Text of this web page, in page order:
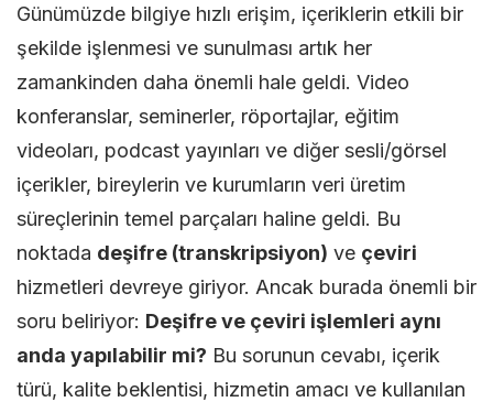
ve
Günümüzde bilgiye hızlı erişim, içeriklerin etkili bir
şekilde işlenmesi ve sunulması artık her
zamankinden daha önemli hale geldi. Video
konferanslar, seminerler, röportajlar, eğitim
videoları, podcast yayınları ve diğer sesli/görsel
içerikler, bireylerin ve kurumların veri üretim
süreçlerinin temel parçaları haline geldi. Bu
noktada deşifre (transkripsiyon) ve çeviri
hizmetleri devreye giriyor. Ancak burada önemli bir
soru beliriyor: Deşifre ve çeviri işlemleri aynı
anda yapılabilir mi? Bu sorunun cevabı, içerik
türü, kalite beklentisi, hizmetin amacı ve kullanılan